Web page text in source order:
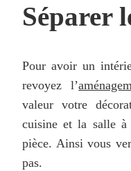
Séparer
Pour avoir un
revoyez l’
valeur votre
cuisine et la salle à
pièce. Ainsi vous
pas.